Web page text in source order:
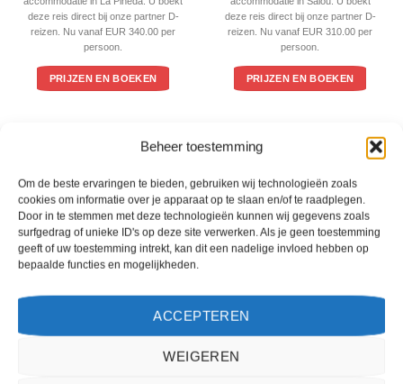
Beheer toestemming
Om de beste ervaringen te bieden, gebruiken wij technologieën zoals
cookies om informatie over je apparaat op te slaan en/of te raadplegen.
Door in te stemmen met deze technologieën kunnen wij gegevens zoals
surfgedrag of unieke ID's op deze site verwerken. Als je geen toestemming
geeft of uw toestemming intrekt, kan dit een nadelige invloed hebben op
bepaalde functies en mogelijkheden.
ACCEPTEREN
WEIGEREN
deze reis direct bij onze partner D-
reizen. Nu vanaf EUR 340.00 per
persoon.
PRIJZEN EN BOEKEN
deze reis direct bij onze partner D-
reizen. Nu vanaf EUR 310.00 per
persoon.
PRIJZEN EN BOEKEN
WAT ZE OVER ONS ZEGGEN